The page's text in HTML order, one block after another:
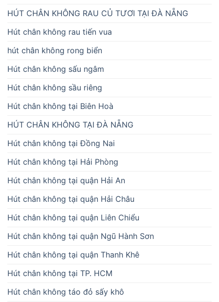
HÚT CHÂN KHÔNG RAU CỦ TƯƠI TẠI ĐÀ NẴNG
Hút chân không rau tiến vua
hút chân không rong biển
Hút chân không sấu ngâm
Hút chân không sầu riêng
Hút chân không tại Biên Hoà
HÚT CHÂN KHÔNG TẠI ĐÀ NẴNG
Hút chân không tại Đồng Nai
Hút chân không tại Hải Phòng
Hút chân không tại quận Hải An
Hút chân không tại quận Hải Châu
Hút chân không tại quận Liên Chiểu
Hút chân không tại quận Ngũ Hành Sơn
Hút chân không tại quận Thanh Khê
Hút chân không tại TP. HCM
Hút chân không táo đỏ sấy khô